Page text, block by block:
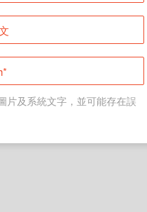
片及系統文字，並可能存在誤